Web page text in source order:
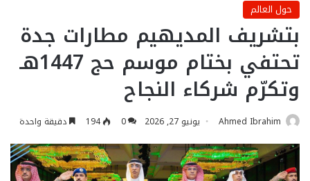
حول العالم
بتشريف المديهيم مطارات جدة
تحتفي بختام موسم حج 1447هـ
وتكرّم شركاء النجاح
Ahmed Ibrahim يونيو 27, 2026 0
194 دقيقة واحدة